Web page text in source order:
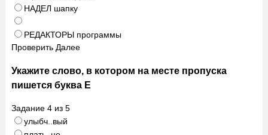
НАДЕЛ шапку
РЕДАКТОРЫ программы
Проверить Далее
Укажите слово, в котором на месте пропуска
пишется буква Е
Задание 4из 5
улыбч..вый